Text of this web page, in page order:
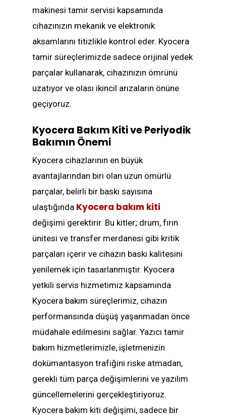
makinesi tamir servisi kapsamında
cihazınızın mekanik ve elektronik
aksamlarını titizlikle kontrol eder. Kyocera
tamir süreçlerimizde sadece orijinal yedek
parçalar kullanarak, cihazınızın ömrünü
uzatıyor ve olası ikincil arızaların önüne
geçiyoruz.
Kyocera Bakım Kiti ve Periyodik
Bakımın Önemi
Kyocera cihazlarının en büyük
avantajlarından biri olan uzun ömürlü
parçalar, belirli bir baskı sayısına
ulaştığında Kyocera bakım kiti
değişimi gerektirir. Bu kitler; drum, fırın
ünitesi ve transfer merdanesi gibi kritik
parçaları içerir ve cihazın baskı kalitesini
yenilemek için tasarlanmıştır. Kyocera
yetkili servis hizmetimiz kapsamında
Kyocera bakım süreçlerimiz, cihazın
performansında düşüş yaşanmadan önce
müdahale edilmesini sağlar. Yazıcı tamir
bakım hizmetlerimizle, işletmenizin
dokümantasyon trafiğini riske atmadan,
gerekli tüm parça değişimlerini ve yazılım
güncellemelerini gerçekleştiriyoruz.
Kyocera bakım kiti değişimi, sadece bir